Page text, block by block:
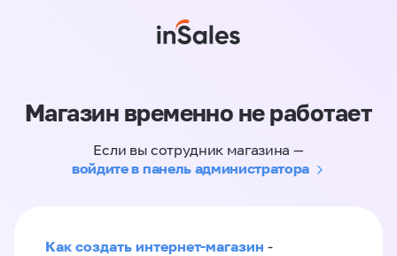
Магазин временно не работает
Если вы сотрудник магазина —
войдите в панель администратора
Как создать интернет-магазин -